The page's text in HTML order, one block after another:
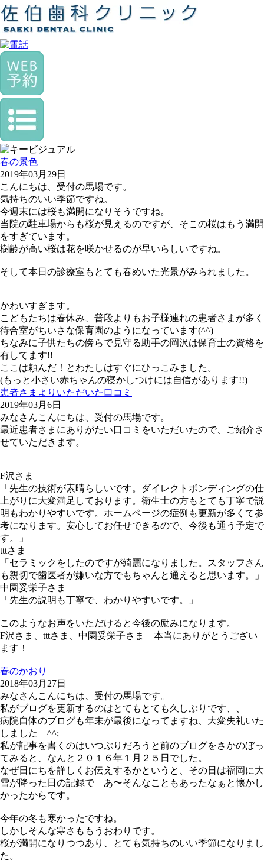
春の景色
2019年03月29日
こんにちは、受付の馬場です。
気持ちのいい季節ですね。
今週末には桜も満開になりそうですね。
当院の駐車場からも桜が見えるのですが、そこの桜はもう満開
をすぎています。
樹齢が高い桜は花を咲かせるのが早いらしいですね。
そして本日の診療室もとても春めいた光景がみられました。
かわいすぎます。
こどもたちは春休み、普段よりもお子様連れの患者さまが多く
待合室がちいさな保育園のようになっています(^^)
ちなみに子供たちの傍らで見守る助手の岡沢は保育士の資格を
有してます!!
ここは頼んだ！とわたしはすぐにひっこみました。
(もっと小さい赤ちゃんの寝かしつけには自信があります!!)
患者さまよりいただいた口コミ
2019年03月6日
みなさんこんにちは、受付の馬場です。
最近患者さまにありがたい口コミをいただいたので、ご紹介さ
せていただきます。
F沢さま
「先生の技術が素晴らしいです。ダイレクトボンディングの仕
上がりに大変満足しております。衛生士の方もとても丁寧で説
明もわかりやすいです。ホームページの症例も更新が多くて参
考になります。安心してお任せできるので、今後も通う予定で
す。」
tttさま
「セラミックをしたのですが綺麗になりました。スタッフさん
も親切で歯医者が嫌いな方でもちゃんと通えると思います。」
中園妥栄子さま
「先生の説明も丁寧で、わかりやすいです。」
このようなお声をいただけると今後の励みになります。
F沢さま、tttさま、中園妥栄子さま 本当にありがとうござい
ます！
春のかおり
2018年03月27日
みなさんこんにちは、受付の馬場です。
私がブログを更新するのはとてもとても久しぶりです、、
病院自体のブログも年末が最後になってますね、大変失礼いた
しました ^^;
私が記事を書くのはいつぶりだろうと前のブログをさかのぼっ
てみると、なんと２０１６年１月２５日でした。
なぜ日にちを詳しくお伝えするかというと、その日は福岡に大
雪が降った日の記録で あ〜そんなこともあったなぁと懐かし
かったからです。
今年の冬も寒かったですね。
しかしそんな寒さももうおわりです。
桜が満開になりつつあり、とても気持ちのいい季節になりまし
た。